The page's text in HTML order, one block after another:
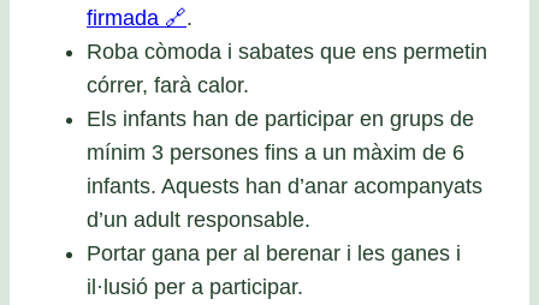
firmada 🔗.
Roba còmoda i sabates que ens permetin
córrer, farà calor.
Els infants han de participar en grups de
mínim 3 persones fins a un màxim de 6
infants. Aquests han d’anar acompanyats
d’un adult responsable.
Portar gana per al berenar i les ganes i
il·lusió per a participar.